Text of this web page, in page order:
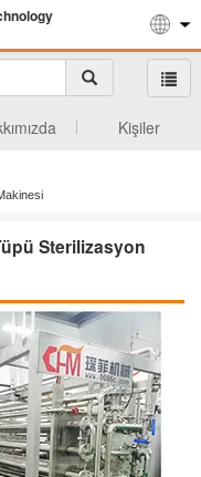
Kişiler
Sterilizasyon